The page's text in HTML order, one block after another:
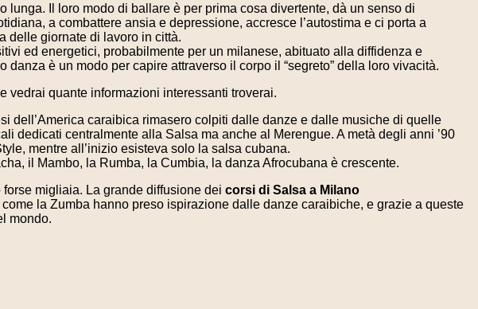
Il loro modo di ballare è per prima cosa divertente, dà un senso di
a combattere ansia e depressione, accresce l’autostima e ci porta a
delle giornate di lavoro in città.
ed energetici, probabilmente per un milanese, abituato alla diffidenza e
è un modo per capire attraverso il corpo il “segreto” della loro vivacità.
vedrai quante informazioni interessanti troverai.
dell’America caraibica rimasero colpiti dalle danze e dalle musiche di quelle
dedicati centralmente alla Salsa ma anche al Merengue. A metà degli anni ’90
mentre all’inizio esisteva solo la salsa cubana.
il Mambo, la Rumba, la Cumbia, la danza Afrocubana è crescente.
migliaia. La grande diffusione dei corsi di Salsa a Milano
la Zumba hanno preso ispirazione dalle danze caraibiche, e grazie a queste
mondo.